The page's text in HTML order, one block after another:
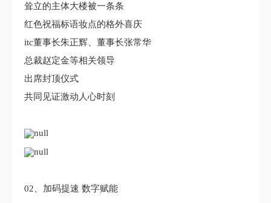
耸立的主体大楼被一条条
红色祝福标语妆点的格外喜庆
itc董事长朱正辉、董事长张常华
总裁赵定金等相关领导
出席封顶仪式
共同见证激动人心时刻
02、加码提速 数字赋能